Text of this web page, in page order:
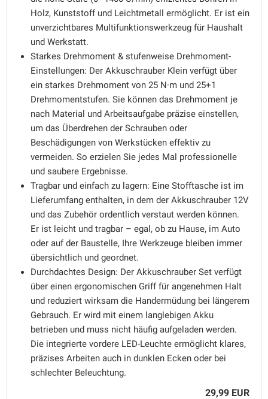
Holz, Kunststoff und Leichtmetall ermöglicht. Er ist ein
unverzichtbares Multifunktionswerkzeug für Haushalt
und Werkstatt.
Starkes Drehmoment & stufenweise Drehmoment-
Einstellungen: Der Akkuschrauber Klein verfügt über
ein starkes Drehmoment von 25 N·m und 25+1
Drehmomentstufen. Sie können das Drehmoment je
nach Material und Arbeitsaufgabe präzise einstellen,
um das Überdrehen der Schrauben oder
Beschädigungen von Werkstücken effektiv zu
vermeiden. So erzielen Sie jedes Mal professionelle
und saubere Ergebnisse.
Tragbar und einfach zu lagern: Eine Stofftasche ist im
Lieferumfang enthalten, in dem der Akkuschrauber 12V
und das Zubehör ordentlich verstaut werden können.
Er ist leicht und tragbar – egal, ob zu Hause, im Auto
oder auf der Baustelle, Ihre Werkzeuge bleiben immer
übersichtlich und geordnet.
Durchdachtes Design: Der Akkuschrauber Set verfügt
über einen ergonomischen Griff für angenehmen Halt
und reduziert wirksam die Handermüdung bei längerem
Gebrauch. Er wird mit einem langlebigen Akku
betrieben und muss nicht häufig aufgeladen werden.
Die integrierte vordere LED-Leuchte ermöglicht klares,
präzises Arbeiten auch in dunklen Ecken oder bei
schlechter Beleuchtung.
29,99 EUR